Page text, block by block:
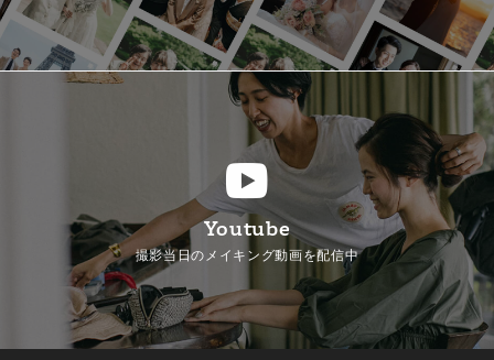
Youtube
撮影当日のメイキング動画を配信中